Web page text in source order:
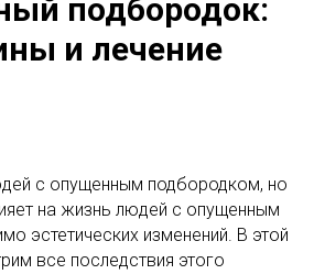
подбородок:
и лечение
с опущенным подбородком, но
на жизнь людей с опущенным
эстетических изменений. В этой
все последствия этого